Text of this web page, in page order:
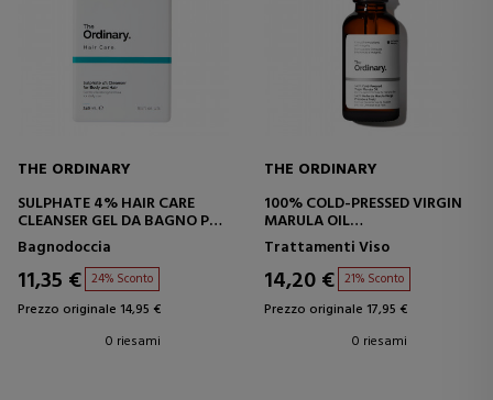
THE ORDINARY
SULPHATE 4% HAIR CARE
CLEANSER GEL DA BAGNO PER
CAPELLI E CORPO
Bagnodoccia
11,35 € 24% Sconto
Prezzo originale 14,95 €
0 riesami
THE ORDINARY
100% COLD-PRESSED VIRGIN
MARULA OIL
OLIO DI MARULA
Trattamenti Viso
14,20 € 21% Sconto
Prezzo originale 17,95 €
0 riesami